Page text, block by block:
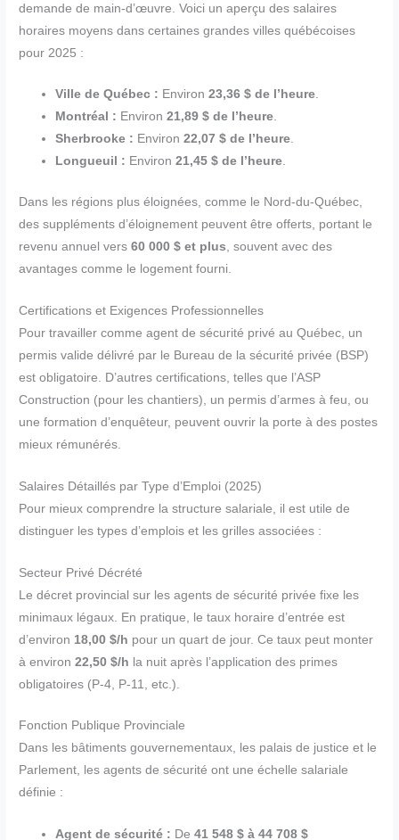
demande de main-d’œuvre. Voici un aperçu des salaires
horaires moyens dans certaines grandes villes québécoises
pour 2025 :
Ville de Québec : Environ23,36 $ de l’heure.
Montréal : Environ21,89 $ de l’heure.
Sherbrooke : Environ22,07 $ de l’heure.
Longueuil : Environ21,45 $ de l’heure.
Dans les régions plus éloignées, comme le Nord-du-Québec,
des suppléments d’éloignement peuvent être offerts, portant le
revenu annuel vers60 000 $ et plus , souvent avec des
avantages comme le logement fourni.
Certifications et Exigences Professionnelles
Pour travailler comme agent de sécurité privé au Québec, un
permis valide délivré par le Bureau de la sécurité privée (BSP)
est obligatoire. D’autres certifications, telles que l’ASP
Construction (pour les chantiers), un permis d’armes à feu, ou
une formation d’enquêteur, peuvent ouvrir la porte à des postes
mieux rémunérés.
Salaires Détaillés par Type d’Emploi (2025)
Pour mieux comprendre la structure salariale, il est utile de
distinguer les types d’emplois et les grilles associées :
Secteur Privé Décrété
Le décret provincial sur les agents de sécurité privée fixe les
minimaux légaux. En pratique, le taux horaire d’entrée est
d’environ 18,00 $/h pour un quart de jour. Ce taux peut monter
à environ22,50 $/h la nuit après l’application des primes
obligatoires (P-4, P-11, etc.).
Fonction Publique Provinciale
Dans les bâtiments gouvernementaux, les palais de justice et le
Parlement, les agents de sécurité ont une échelle salariale
définie :
Agent de sécurité : De41 548 $ à 44 708 $